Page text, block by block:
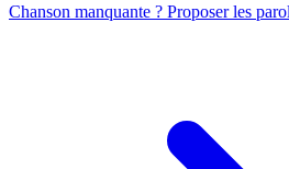
Chanson manquante ? Proposer les